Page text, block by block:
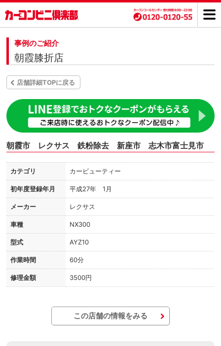
事例のご紹介
朝霞膝折店
店舗詳細TOPに戻る
朝霞市 レクサス 鉄粉除去 新座市 志木市富士見市
カテゴリ カービューティー
初年度登録年月 平成27年 1月
メーカー レクサス
車種 NX300
型式 AYZ10
作業時間 60分
修理金額 3500円
この店舗の情報をみる